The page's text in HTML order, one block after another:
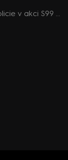
Speciál: 37. epizoda: Policie v akci S99 (37) - Epizoda 37